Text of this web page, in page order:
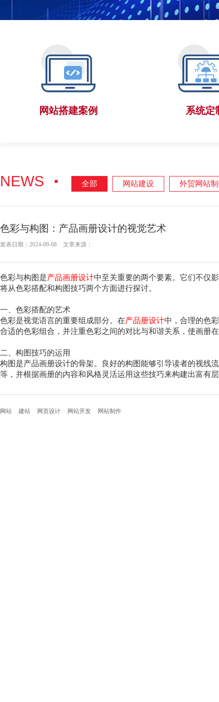
网站搭建案例 系统定
NEWS 全部 网站建设 外贸网站
色彩与构图：产品画册设计的视觉艺术
发表日期：2024-09-08 文章来源：
色彩与构图是产品画册设计中至关重要的两个要素。它们不仅
将从色彩搭配和构图技巧两个方面进行探讨。
一、色彩搭配的艺术
色彩是视觉语言的重要组成部分。在产品册设计中，合理的色
合适的色彩组合，并注重色彩之间的对比与和谐关系，使画册
二、构图技巧的运用
构图是产品画册设计的骨架。良好的构图能够引导读者的视线
等，并根据画册的内容和风格灵活运用这些技巧来构建出富有
网站 建站 网页设计 网站开发 网站制作